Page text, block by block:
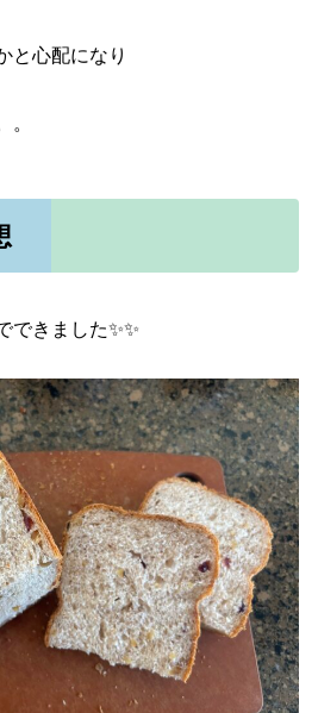
と心配になり
。
できました✨✨